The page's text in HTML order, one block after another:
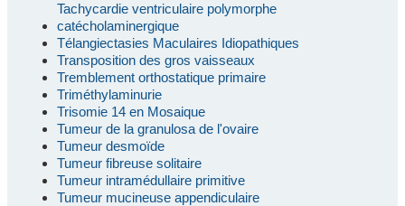
Tachycardie ventriculaire polymorphe
catécholaminergique
Télangiectasies Maculaires Idiopathiques
Transposition des gros vaisseaux
Tremblement orthostatique primaire
Triméthylaminurie
Trisomie 14 en Mosaique
Tumeur de la granulosa de l'ovaire
Tumeur desmoïde
Tumeur fibreuse solitaire
Tumeur intramédullaire primitive
Tumeur mucineuse appendiculaire